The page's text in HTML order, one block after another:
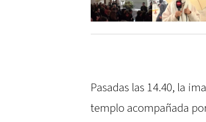
Pasadas las 14.40, la
templo acompañada